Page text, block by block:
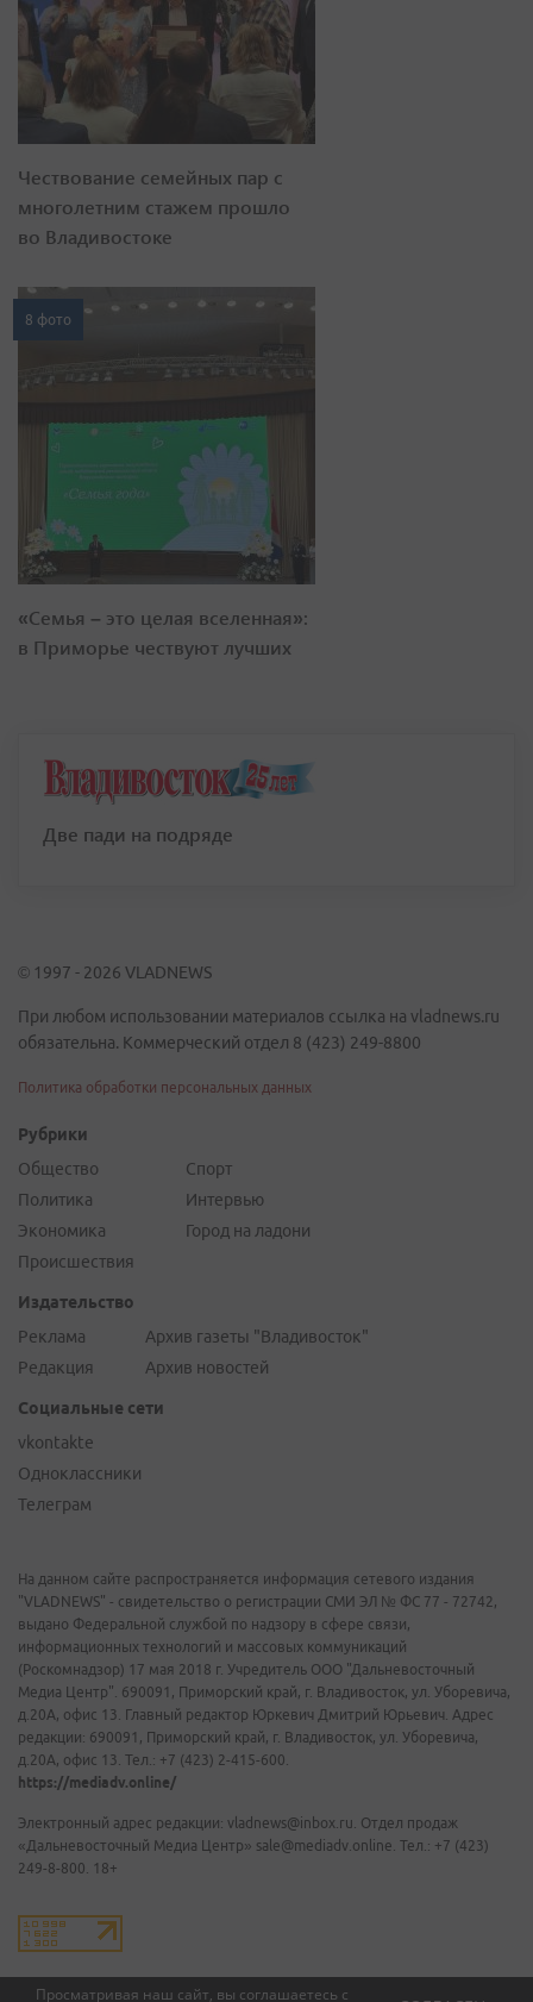
Просматривая наш сайт, вы соглашаетесь с
Чествование семейных пар с
многолетним стажем прошло
во Владивостоке
8 фото
«Семья – это целая вселенная»:
в Приморье чествуют лучших
Две пади на подряде
© 1997 - 2026 VLADNEWS
При любом использовании материалов ссылка на vladnews.ru
обязательна. Коммерческий отдел 8 (423) 249-8800
Политика обработки персональных данных
Рубрики
Общество
Политика
Экономика
Происшествия
Спорт
Интервью
Город на ладони
Издательство
Реклама
Редакция
Архив газеты "Владивосток"
Архив новостей
Социальные сети
vkontakte
Одноклассники
Телеграм
На данном сайте распространяется информация сетевого издания
"VLADNEWS" - свидетельство о регистрации СМИ ЭЛ № ФС 77 - 72742,
выдано Федеральной службой по надзору в сфере связи,
информационных технологий и массовых коммуникаций
(Роскомнадзор) 17 мая 2018 г. Учредитель ООО "Дальневосточный
Медиа Центр". 690091, Приморский край, г. Владивосток, ул. Уборевича,
д.20А, офис 13. Главный редактор Юркевич Дмитрий Юрьевич. Адрес
редакции: 690091, Приморский край, г. Владивосток, ул. Уборевича,
д.20А, офис 13. Тел.: +7 (423) 2-415-600.
https://mediadv.online/
Электронный адрес редакции: vladnews@inbox.ru. Отдел продаж
«Дальневосточный Медиа Центр» sale@mediadv.online. Тел.: +7 (423)
249-8-800. 18+